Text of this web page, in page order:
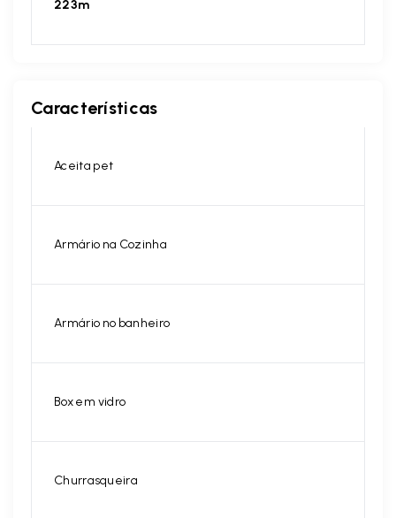
223m
Características
Aceita pet
Armário na Cozinha
Armário no banheiro
Box em vidro
Churrasqueira